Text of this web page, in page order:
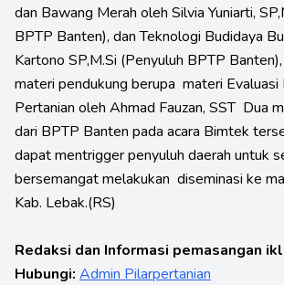
dan Bawang Merah oleh Silvia Yuniarti,
BPTP Banten), dan Teknologi Budidaya
Kartono SP,M.Si (Penyuluh BPTP
materi pendukung berupa materi Evaluasi
Pertanian oleh Ahmad Fauzan, SST Dua
dari BPTP Banten pada acara Bimtek
dapat mentrigger penyuluh daerah untuk
bersemangat melakukan diseminasi ke
Kab. Lebak.(RS)
Redaksi dan Informasi pemasangan
Hubungi: Admin Pilarpertanian